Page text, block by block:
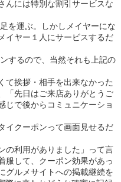
んには特別な割引サービスな
を運ぶ。しかしメイヤーにな
イヤー１人にサービスするだ
するので、当然それも上記の
て挨拶・相手を出来なかった
「先日はご来店ありがとうご
じで後からコミュニケーショ
イクーポンって画面見せるだ
の利用がありました」って言
服して、クーポン効果があっ
グルメサイトへの掲載継続を